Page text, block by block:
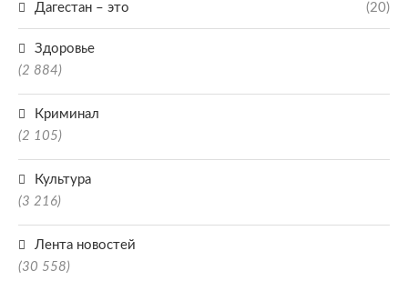
Дагестан – это (20)
Здоровье
(2 884)
Криминал
(2 105)
Культура
(3 216)
Лента новостей
(30 558)